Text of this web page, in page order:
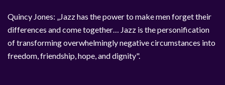
Quincy Jones: „Jazz has the power to make men forget their
differences and come together… Jazz is the personification
of transforming overwhelmingly negative circumstances into
freedom, friendship, hope, and dignity".